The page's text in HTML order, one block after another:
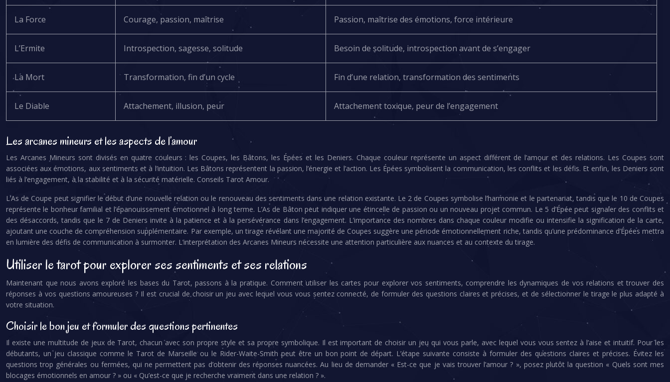
La Force Courage, passion, maîtrise Passion, maîtrise des émotions, force intérieure
L’Ermite Introspection, sagesse, solitude Besoin de solitude, introspection avant de s’engager
La Mort Transformation, fin d’un cycle Fin d’une relation, transformation des sentiments
Le Diable Attachement, illusion, peur Attachement toxique, peur de l’engagement
Les arcanes mineurs et les aspects de l’amour
Les Arcanes Mineurs sont divisés en quatre couleurs : les Coupes, les Bâtons, les Épées et les Deniers. Chaque couleur représente un aspect différent de l’amour et des relations. Les Coupes sont
associées aux émotions, aux sentiments et à l’intuition. Les Bâtons représentent la passion, l’énergie et l’action. Les Épées symbolisent la communication, les conflits et les défis. Et enfin, les Deniers sont
liés à l’engagement, à la stabilité et à la sécurité matérielle. Conseils Tarot Amour.
L’As de Coupe peut signifier le début d’une nouvelle relation ou le renouveau des sentiments dans une relation existante. Le 2 de Coupes symbolise l’harmonie et le partenariat, tandis que le 10 de Coupes
représente le bonheur familial et l’épanouissement émotionnel à long terme. L’As de Bâton peut indiquer une étincelle de passion ou un nouveau projet commun. Le 5 d’Épée peut signaler des conflits et
des désaccords, tandis que le 7 de Deniers invite à la patience et à la persévérance dans l’engagement. L’importance des nombres dans chaque couleur modifie ou intensifie la signification de la carte,
ajoutant une couche de compréhension supplémentaire. Par exemple, un tirage révélant une majorité de Coupes suggère une période émotionnellement riche, tandis qu’une prédominance d’Épées mettra
en lumière des défis de communication à surmonter. L’interprétation des Arcanes Mineurs nécessite une attention particulière aux nuances et au contexte du tirage.
Utiliser le tarot pour explorer ses sentiments et ses relations
Maintenant que nous avons exploré les bases du Tarot, passons à la pratique. Comment utiliser les cartes pour explorer vos sentiments, comprendre les dynamiques de vos relations et trouver des
réponses à vos questions amoureuses ? Il est crucial de choisir un jeu avec lequel vous vous sentez connecté, de formuler des questions claires et précises, et de sélectionner le tirage le plus adapté à
votre situation.
Choisir le bon jeu et formuler des questions pertinentes
Il existe une multitude de jeux de Tarot, chacun avec son propre style et sa propre symbolique. Il est important de choisir un jeu qui vous parle, avec lequel vous vous sentez à l’aise et intuitif. Pour les
débutants, un jeu classique comme le Tarot de Marseille ou le Rider-Waite-Smith peut être un bon point de départ. L’étape suivante consiste à formuler des questions claires et précises. Évitez les
questions trop générales ou fermées, qui ne permettent pas d’obtenir des réponses nuancées. Au lieu de demander « Est-ce que je vais trouver l’amour ? », posez plutôt la question « Quels sont mes
blocages émotionnels en amour ? » ou « Qu’est-ce que je recherche vraiment dans une relation ? ».